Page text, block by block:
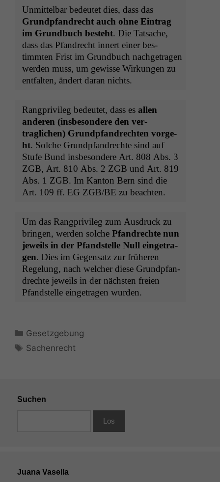
Unmit­tel­bar bedeutet dies, dass das
Grundp­fan­drecht auch ohne Ein­trag
im Grund­buch beste­ht. Die Tat­sache,
dass das Pfan­drecht innert ein­er bes­
timmten Frist im Grund­buch nachge­tra­gen
wer­den muss, um gewisse Wirkun­gen zu
ent­fal­ten, ändert daran nichts.
Rang­priv­i­leg bedeutet, dass es allen
anderen (ins­beson­dere den ver­
traglichen) Grundp­fan­drecht­en vorge­
ht. Solche Grundp­fan­drechte sind auf
Stufe Bund ins­beson­dere Art. 808 Abs. 3
ZGB, Art. 810 Abs. 2 ZGB und Art. 819
Abs. 1 ZGB. Im Kan­ton Bern sind die
Art. 109 ff. EG ZGB/BE zu beachten.
Um das Rang­priv­i­leg zum Aus­druck zu
brin­gen, wer­den solche Pfan­drechte nun
jew­eils in der Pfand­stelle Null einge­tra­
gen. Dies im Gegen­satz zur früheren
Regelung, nach welch­er diese Grundp­fan­
drechte jew­eils in der näch­sten freien
Pfand­stelle einge­tra­gen wurden.
Kategorien
Gesetzgebung
Schlagwörter
Sachenrecht
Suchen
Juana Vasella